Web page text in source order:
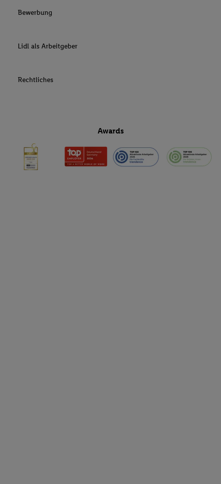
Bewerbung
Lidl als Arbeitgeber
Rechtliches
Awards